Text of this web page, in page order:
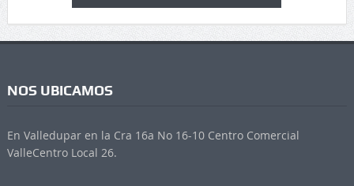
NOS UBICAMOS
En Valledupar en la Cra 16a No 16-10 Centro Comercial
ValleCentro Local 26.